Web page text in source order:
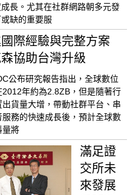
長。尤其在社群網路朝多元發
缺的重要服
際經驗與完整方案
協助台灣升級
公布研究報告指出，全球數位
2012年約為2.8ZB，但是隨著行
出貨量大增，帶動社群平台、串
服務的快速成長後，預計全球數
量將
滿足證
交所未
來發展